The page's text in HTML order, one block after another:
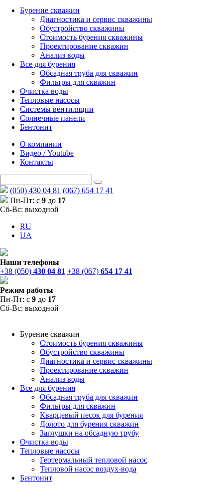
Бурение скважин
Диагностика и сервис скважины
Обустройство скважины
Стоимость бурения скважины
Проектирование скважин
Анализ воды
Все для бурения
Обсадная труба для скважин
Фильтры для скважин
Очистка воды
Тепловые насосы
Системы вентиляции
Солнечные панели
Бентонит
О компании
Видео / Youtube
Контакты
(050) 430 04 81 (067) 654 17 41
Пн-Пт: с 9 до 17
Сб-Вс: выходной
RU
UA
Наши телефоны
+38 (050) 430 04 81 +38 (067) 654 17 41
Режим работы
Пн-Пт: с 9 до 17
Сб-Вс: выходной
Бурение скважин
Стоимость бурения скважины
Обустройство скважины
Диагностика и сервис скважины
Проектирование скважин
Анализ воды
Все для бурения
Обсадная труба для скважин
Фильтры для скважин
Кварцевый песок для бурения
Долото для бурения скважин
Заглушки на обсадную трубу
Очистка воды
Тепловые насосы
Геотермальный тепловой насос
Тепловой насос воздух-вода
Бентонит